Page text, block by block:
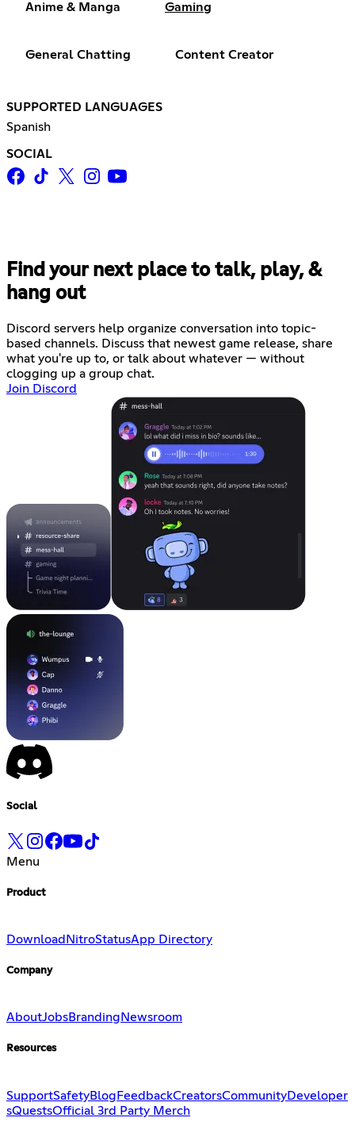
Anime & Manga Gaming
General Chatting Content Creator
SUPPORTED LANGUAGES
Spanish
SOCIAL
Find your next place to talk, play, &
hang out
Discord servers help organize conversation into topic-
based channels. Discuss that newest game release, share
what you're up to, or talk about whatever — without
clogging up a group chat.
Join Discord
Social
Menu
Product
Download NitroStatusApp Directory
Company
AboutJobsBranding Newsroom
Resources
SupportSafetyBlog FeedbackCreatorsCommunityDeveloper
sQuestsOfficial 3rd Party Merch